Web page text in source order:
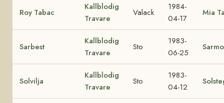
Roy Tabac
Kallblodig
Travare
Valack
1984-
04-17
Mia
Sarbest
Kallblodig
Travare
Sto
1983-
06-25
Solvilja
Kallblodig
Travare
Sto
1983-
04-12